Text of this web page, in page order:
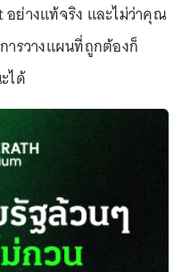
อย่างแท้จริง และไม่ว่าคุณ
รวางแผนที่ถูกต้องก็
ได้